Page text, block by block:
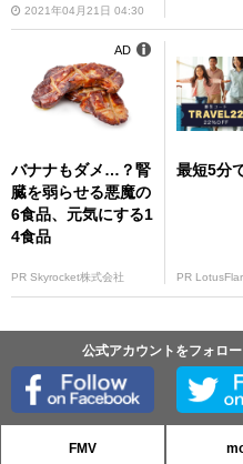
目2021年04月21日 04:30
バナナもダメ…？腎
臓を弱らせる悪魔の
6食品、元気にする1
4食品
PR Skyrocket株式会社
AD
最短5分
PR
公式アカウントをフォロ
FMV